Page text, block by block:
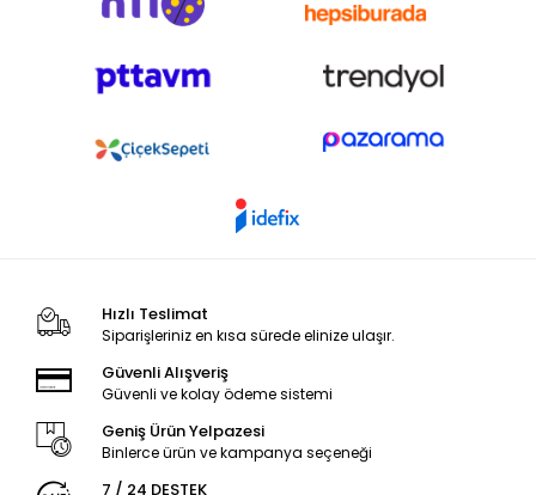
Hızlı Teslimat
Siparişleriniz en kısa sürede elinize ulaşır.
Güvenli Alışveriş
Güvenli ve kolay ödeme sistemi
Geniş Ürün Yelpazesi
Binlerce ürün ve kampanya seçeneği
7 / 24 DESTEK